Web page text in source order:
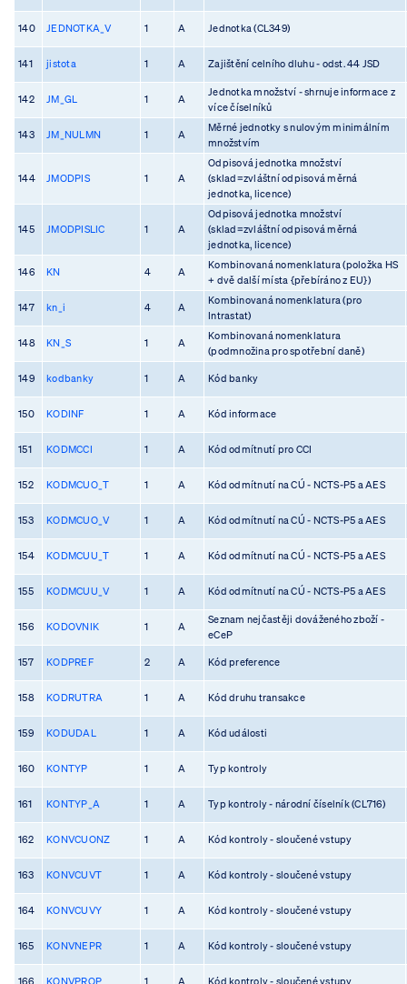
140 JEDNOTKA_V 1 A Jednotka (CL349)
141 jistota 1 A Zajištění celního dluhu - odst. 44 JSD
142 JM_GL 1 A
Jednotka množství - shrnuje informace z
více číselníků
143 JM_NULMN 1 A
Měrné jednotky s nulovým minimálním
množstvím
144 JMODPIS 1 A
Odpisová jednotka množství
(sklad=zvláštní odpisová měrná
jednotka, licence)
145 JMODPISLIC 1 A
Odpisová jednotka množství
(sklad=zvláštní odpisová měrná
jednotka, licence)
146 KN 4 A
Kombinovaná nomenklatura (položka HS
+ dvě další místa {přebíráno z EU})
147 kn_i 4 A
Kombinovaná nomenklatura (pro
Intrastat)
148 KN_S 1 A
Kombinovaná nomenklatura
(podmnožina pro spotřební daně)
149 kodbanky 1 A Kód banky
150 KODINF 1 A Kód informace
151 KODMCCI 1 A Kód odmítnutí pro CCI
152 KODMCUO_T 1 A Kód odmítnutí na CÚ - NCTS-P5 a AES
153 KODMCUO_V 1 A Kód odmítnutí na CÚ - NCTS-P5 a AES
154 KODMCUU_T 1 A Kód odmítnutí na CÚ - NCTS-P5 a AES
155 KODMCUU_V 1 A Kód odmítnutí na CÚ - NCTS-P5 a AES
156 KODOVNIK 1 A
Seznam nejčastěji dováženého zboží -
eCeP
157 KODPREF 2 A Kód preference
158 KODRUTRA 1 A Kód druhu transakce
159 KODUDAL 1 A Kód události
160 KONTYP 1 A Typ kontroly
161 KONTYP_A 1 A Typ kontroly - národní číselník (CL716)
162 KONVCUONZ 1 A Kód kontroly - sloučené vstupy
163 KONVCUVT 1 A Kód kontroly - sloučené vstupy
164 KONVCUVY 1 A Kód kontroly - sloučené vstupy
165 KONVNEPR 1 A Kód kontroly - sloučené vstupy
166 KONVPROP 1 A Kód kontroly - sloučené vstupy